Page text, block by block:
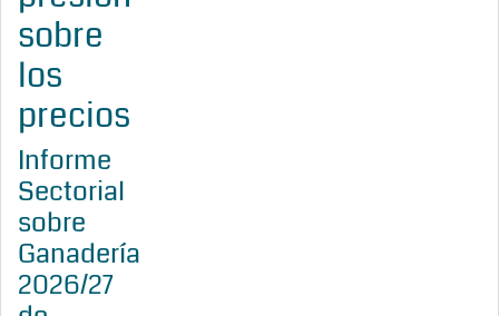
sobre
los
precios
Informe
Sectorial
sobre
Ganadería
2026/27